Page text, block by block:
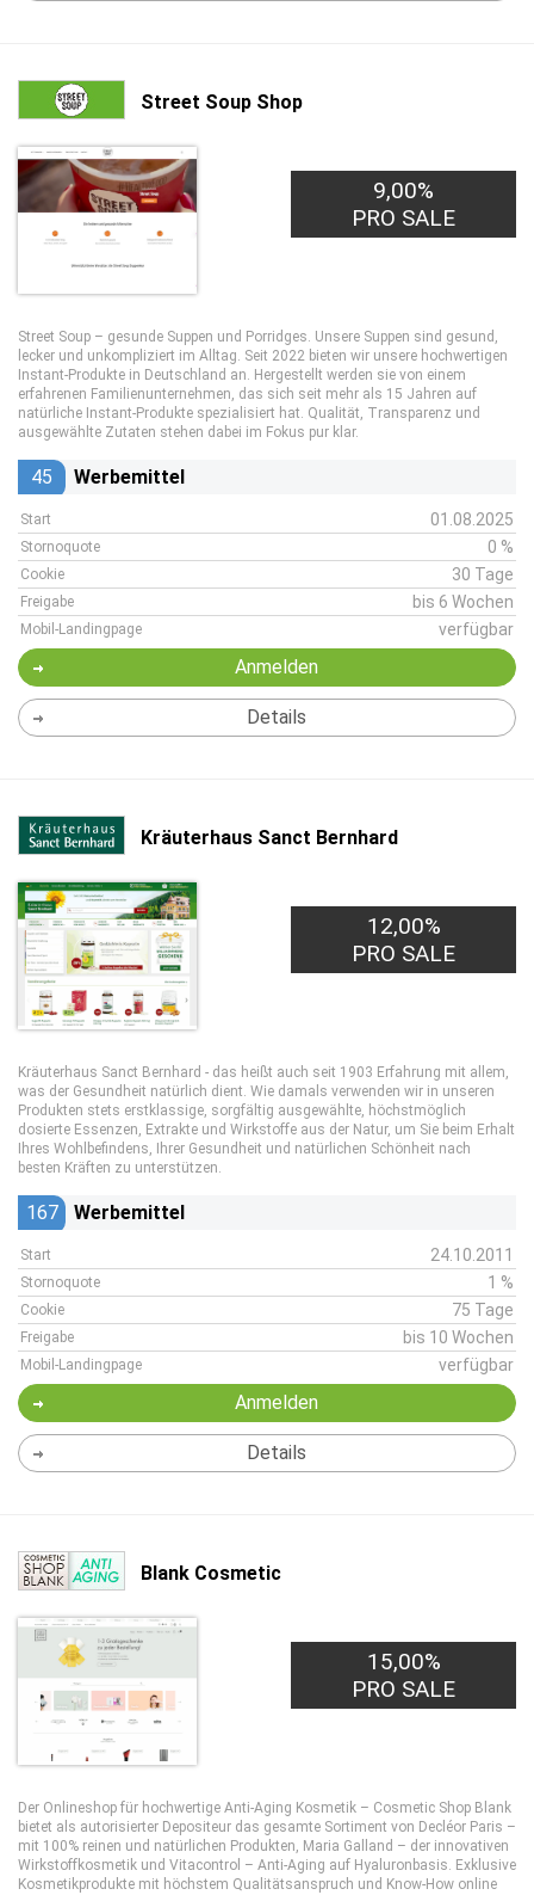
Street Soup Shop
9,00%
PRO SALE
Street Soup – gesunde Suppen und Porridges. Unsere Suppen sind gesund,
lecker und unkompliziert im Alltag. Seit 2022 bieten wir unsere hochwertigen
Instant-Produkte in Deutschland an. Hergestellt werden sie von einem
erfahrenen Familienunternehmen, das sich seit mehr als 15 Jahren auf
natürliche Instant-Produkte spezialisiert hat. Qualität, Transparenz und
ausgewählte Zutaten stehen dabei im Fokus pur klar.
45 Werbemittel
Start 01.08.2025
Stornoquote 0 %
Cookie 30 Tage
Freigabe bis 6 Wochen
Mobil-Landingpage verfügbar
Anmelden
Details
Kräuterhaus Sanct Bernhard
12,00%
PRO SALE
Kräuterhaus Sanct Bernhard - das heißt auch seit 1903 Erfahrung mit allem,
was der Gesundheit natürlich dient. Wie damals verwenden wir in unseren
Produkten stets erstklassige, sorgfältig ausgewählte, höchstmöglich
dosierte Essenzen, Extrakte und Wirkstoffe aus der Natur, um Sie beim Erhalt
Ihres Wohlbefindens, Ihrer Gesundheit und natürlichen Schönheit nach
besten Kräften zu unterstützen.
167 Werbemittel
Start 24.10.2011
Stornoquote 1 %
Cookie 75 Tage
Freigabe bis 10 Wochen
Mobil-Landingpage verfügbar
Anmelden
Details
Blank Cosmetic
15,00%
PRO SALE
Der Onlineshop für hochwertige Anti-Aging Kosmetik – Cosmetic Shop Blank
bietet als autorisierter Depositeur das gesamte Sortiment von Decléor Paris –
mit 100% reinen und natürlichen Produkten, Maria Galland – der innovativen
Wirkstoffkosmetik und Vitacontrol – Anti-Aging auf Hyaluronbasis. Exklusive
Kosmetikprodukte mit höchstem Qualitätsanspruch und Know-How online